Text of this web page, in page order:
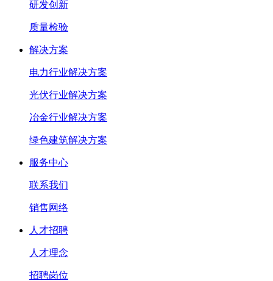
研发创新
质量检验
解决方案
电力行业解决方案
光伏行业解决方案
冶金行业解决方案
绿色建筑解决方案
服务中心
联系我们
销售网络
人才招聘
人才理念
招聘岗位